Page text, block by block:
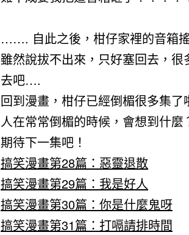
……. 自此之後，柑仔家裡的音箱
雖然說拔不出來，只好塞回去，
去吧….
回到漫畫，柑仔已經倒楣很多集了
人在常常倒楣的時候，會想到什
期待下一集吧！
搞笑漫畫第28篇：惡靈退散
搞笑漫畫第29篇：我是好人
搞笑漫畫第30篇：你是什麼鬼呀
搞笑漫畫第31篇：打嗝請排時間